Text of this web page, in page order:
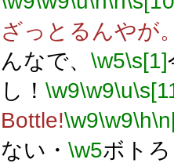
ざっとるんやが
んなで、 \w5\s[1]
し！ \w9\w9\u
Bottle!\w9\w9\h
ない・ \w5ボト